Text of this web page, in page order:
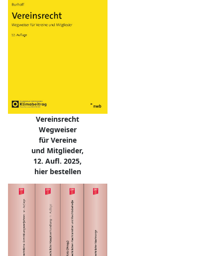
Vereinsrecht
Wegweiser
für Vereine
und Mitglieder,
12. Aufl. 2025,
hier bestellen